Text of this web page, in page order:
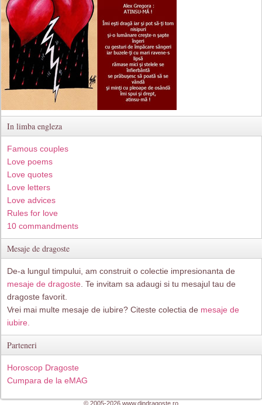
In limba engleza
Famous couples
Love poems
Love quotes
Love letters
Love advices
Rules for love
10 commandments
Mesaje de dragoste
De-a lungul timpului, am construit o colectie impresionanta de
mesaje de dragoste . Te invitam sa adaugi si tu mesajul tau de
dragoste favorit.
Vrei mai multe mesaje de iubire? Citeste colectia de mesaje de
iubire.
Parteneri
Horoscop Dragoste
Cumpara de la eMAG
© 2005-2026 www.dindragoste.ro